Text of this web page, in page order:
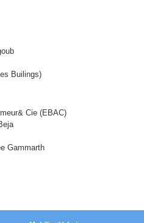
Builings)
Cie (EBAC)
Gammarth